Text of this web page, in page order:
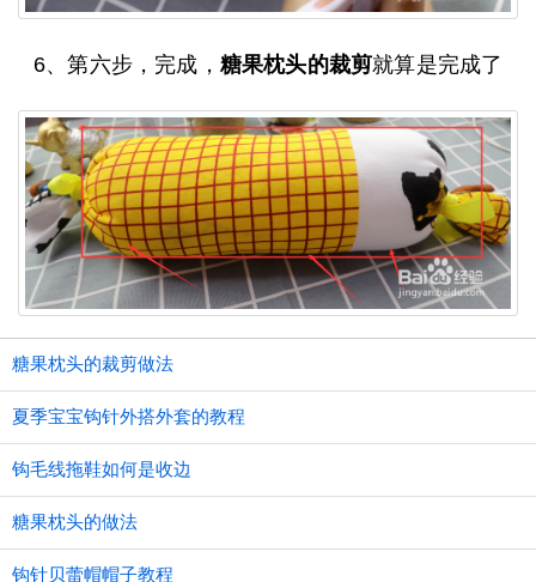
6、第六步，完成， 糖果枕头的裁剪就算是完成了
糖果枕头的裁剪做法
夏季宝宝钩针外搭外套的教程
钩毛线拖鞋如何是收边
糖果枕头的做法
钩针贝蕾帽帽子教程